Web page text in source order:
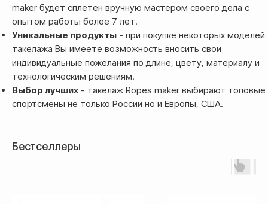
maker будет сплетен вручную мастером своего дела с
опытом работы более 7 лет.
Уникальные продукты - при покупке некоторых моделей
такелажа Вы имеете возможность вносить свои
индивидуальные пожелания по длине, цвету, материалу и
технологическим решениям.
Выбор лучших - такелаж Ropes maker выбирают топовые
спортсмены не только России но и Европы, США.
Бестселлеры
Доставка
Доставка товара осуществляется
срок доставки 2-3 дня